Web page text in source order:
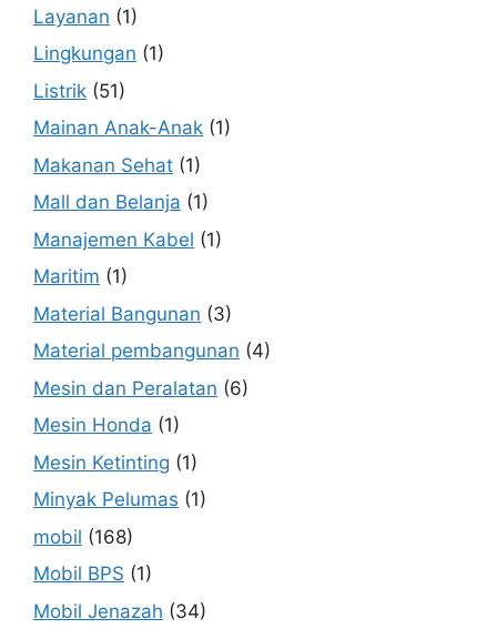
Layanan (1)
Lingkungan (1)
Listrik (51)
Mainan Anak-Anak (1)
Makanan Sehat (1)
Mall dan Belanja (1)
Manajemen Kabel (1)
Maritim (1)
Material Bangunan (3)
Material pembangunan (4)
Mesin dan Peralatan (6)
Mesin Honda (1)
Mesin Ketinting (1)
Minyak Pelumas (1)
mobil (168)
Mobil BPS (1)
Mobil Jenazah (34)